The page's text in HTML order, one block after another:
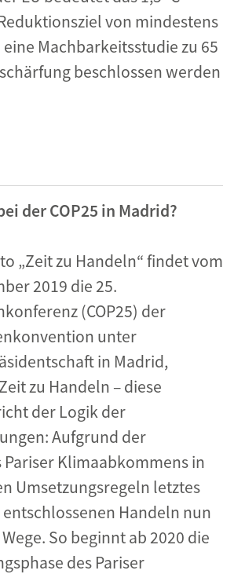
von mindestens
Machbarkeitsstudie zu 65
beschlossen werden
der COP25 in Madrid?
„Zeit zu Handeln“ findet vom
2019 die 25.
(COP25) der
unter
in Madrid,
zu Handeln – diese
der Logik der
Aufgrund der
Pariser Klimaabkommens in
Umsetzungsregeln letztes
Handeln nun
So beginnt ab 2020 die
des Pariser